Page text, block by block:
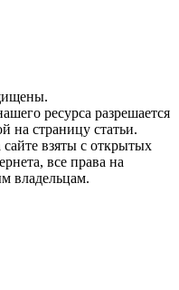
ресурса разрешается
на страницу статьи.
взяты с открытых
все права на
владельцам.